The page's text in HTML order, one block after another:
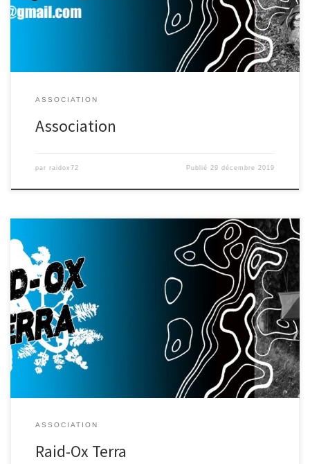
ASSOCIATION
Association
par raidox72 Publié 29 décembre 2019
Retrouvez tous les résultats et films des éditions du Raid-Ox Terra
en cliquant sur l’image ci -dessous :
ASSOCIATION
Raid-Ox Terra